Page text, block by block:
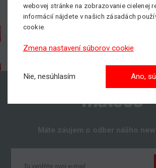
Máte záujem o odber nášho
webovej stránke na zobrazovanie cielenej
informácií nájdete v našich zásadách
cookie.
Zmena nastavení súborov cookie
Nie, nesúhlasím Ano,